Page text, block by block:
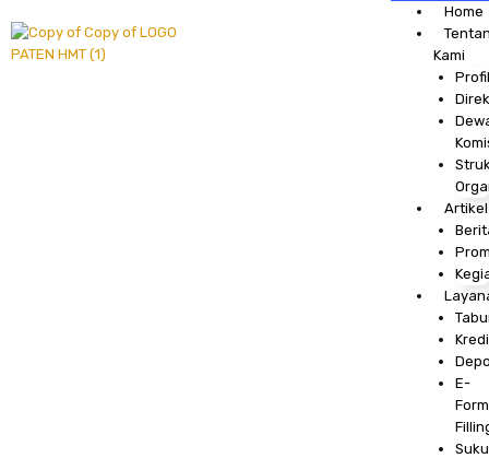
content
Home
Kami
Artikel
E-
Form
Suku
navigation